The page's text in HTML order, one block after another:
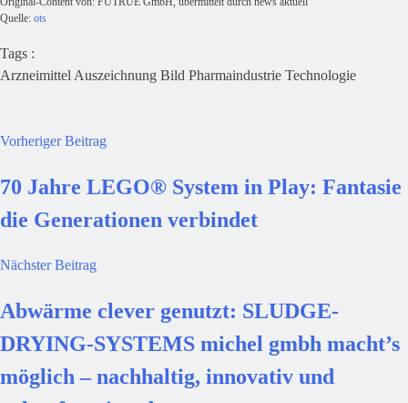
Quelle: ots
Tags :
Arzneimittel Auszeichnung Bild Pharmaindustrie Technologie
Vorheriger Beitrag
70 Jahre LEGO® System in Play: Fantasie
die Generationen verbindet
Nächster Beitrag
Abwärme clever genutzt: SLUDGE-
DRYING-SYSTEMS michel gmbh macht’s
möglich – nachhaltig, innovativ und